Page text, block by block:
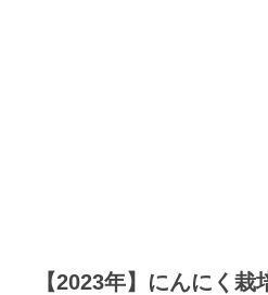
【2023年】にんにく